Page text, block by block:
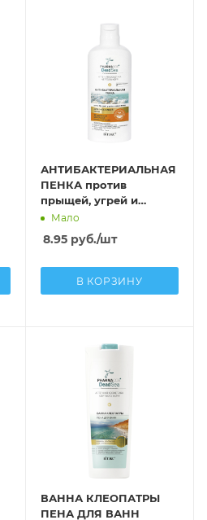
АНТИБАКТЕРИАЛЬНАЯ
ПЕНКА против
прыщей, угрей и
черных точек для
проблемной кожи
Мало
8.95руб./шт
В КОРЗИНУ
ВАННА КЛЕОПАТРЫ
ПЕНА ДЛЯ ВАНН